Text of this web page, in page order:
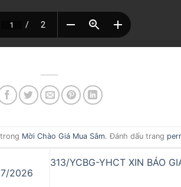
Mời Chào Giá Mua Sắm. Đánh dấu trang
2026
313/YCBG-YHCT XIN BÁO